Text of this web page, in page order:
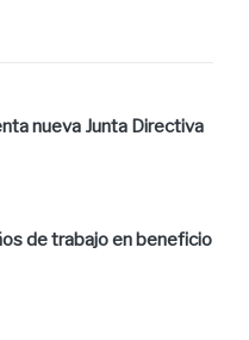
nueva Junta Directiva
de trabajo en beneficio